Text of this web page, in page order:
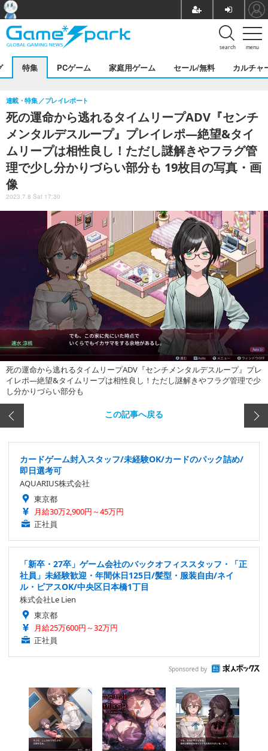
menu
search
特集 PCゲーム 家庭用ゲーム セール/無料 カルチャ
死の運命から逃れるタイムリープADV『センチ
メンタルデスループ』プレイレポ―絶望&タイ
ムリープは相性良し！ただし謎解きやフラグ管
理で少し分かりづらい部分も 19枚目の写真・画
像
連載・特集 プレイレポート
2023.7.8 Sat 17:30
死の運命から逃れるタイムリープADV『センチメンタルデスループ』プレ
イレポ―絶望&タイムリープは相性良し！ただし謎解きやフラグ管理で少
し分かりづらい部分も
この記事へ戻る
カードゲーム封入スタッフ/未経験OK/カードのパック詰め/
即日選考可
AQUARIUS株式会社
東京都
月給30万2,900円～45万円
正社員
「新卒・27卒」ゲーム会社のバックオフィススタッフ・「正
社員」未経験歓迎・年間休日125日/髪型・服装自由/ネイ
ル・ピアスOK/中央区日本橋1丁目
株式会社Le Lien
東京都
月給25万600円～32万円
正社員
Sponsored by